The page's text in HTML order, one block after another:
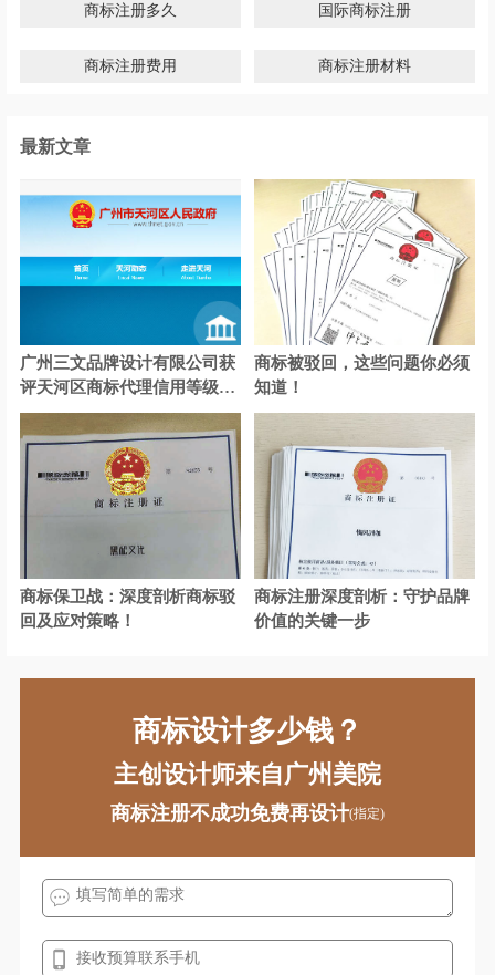
商标注册多久 国际商标注册
商标注册费用 商标注册材料
最新文章
广州三文品牌设计有限公司获
评天河区商标代理信用等级A
级认证
商标被驳回，这些问题你必须
知道！
商标保卫战：深度剖析商标驳
回及应对策略！
商标注册深度剖析：守护品牌
价值的关键一步
商标设计多少钱？
主创设计师来自广州美院
商标注册不成功免费再设计(指定)